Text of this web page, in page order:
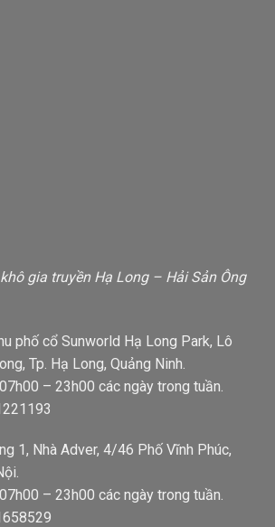
gia truyền Hạ Long – Hải Sản Ông
phố cổ Sunworld Hạ Long Park, Lô
Tp. Hạ Long, Quảng Ninh.
– 23h00 các ngày trong tuần.
1, Nhà Adver, 4/46 Phố Vĩnh Phúc,
– 23h00 các ngày trong tuần.